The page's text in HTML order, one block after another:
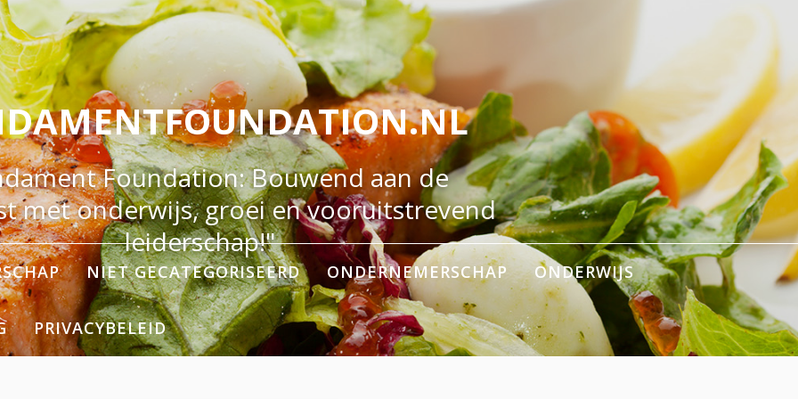
Foundation: Bouwend aan de
met onderwijs, groei en vooruitstrevend
leiderschap!"
NIET GECATEGORISEERD ONDERNEMERSCHAP ONDERWIJS
PRIVACYBELEID